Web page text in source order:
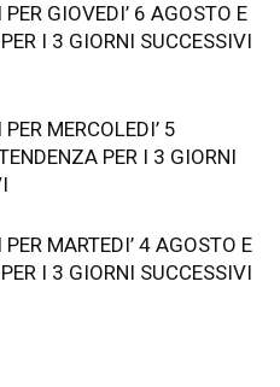
GIOVEDI’ 6 AGOSTO E
I 3 GIORNI SUCCESSIVI
MERCOLEDI’ 5
PER I 3 GIORNI
MARTEDI’ 4 AGOSTO E
I 3 GIORNI SUCCESSIVI